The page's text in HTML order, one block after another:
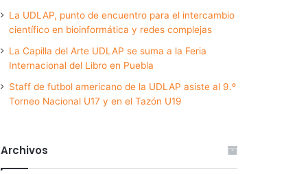
La UDLAP, punto de encuentro para el intercambio
científico en bioinformática y redes complejas
La Capilla del Arte UDLAP se suma a la Feria
Internacional del Libro en Puebla
Staff de futbol americano de la UDLAP asiste al 9.º
Torneo Nacional U17 y en el Tazón U19
Archivos